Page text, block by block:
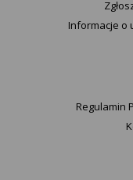
Informacje o
Regulamin